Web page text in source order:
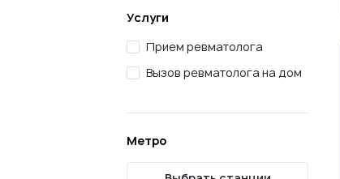
Услуги
Прием ревматолога
Вызов ревматолога на дом
Метро